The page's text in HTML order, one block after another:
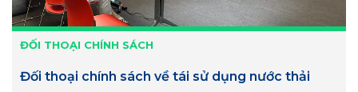
ĐỐI THOẠI CHÍNH SÁCH
Đối thoại chính sách về tái sử dụng nước thải